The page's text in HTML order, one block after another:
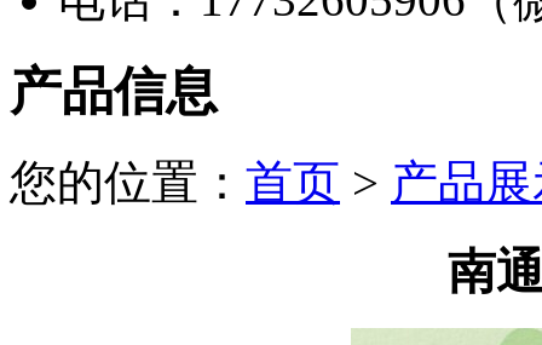
产品信息
您的位置： 首页 > 产品
南